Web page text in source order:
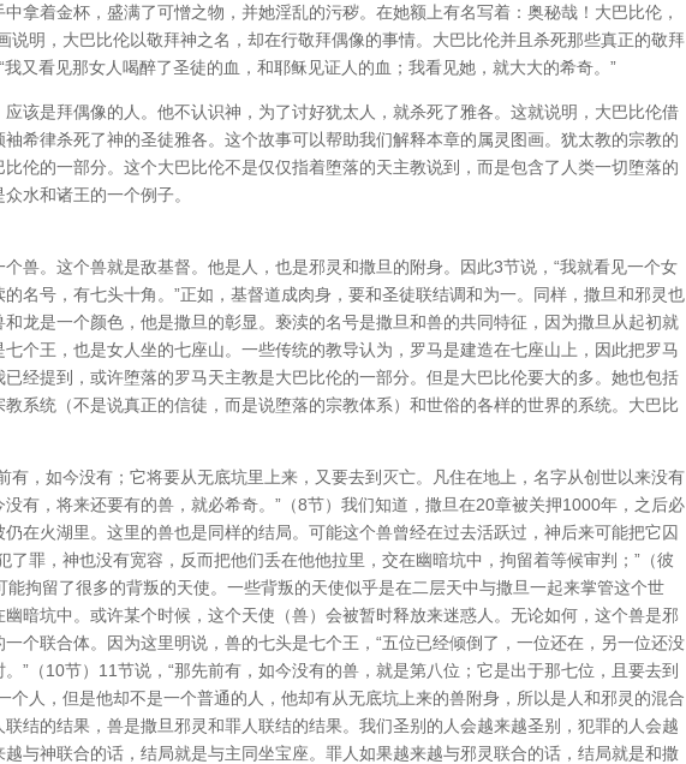
拿着金杯，盛满了可憎之物，并她淫乱的污秽。在她额上有名写着：奥秘哉！大巴比伦，
说明，大巴比伦以敬拜神之名，却在行敬拜偶像的事情。大巴比伦并且杀死那些真正的敬拜
又看见那女人喝醉了圣徒的血，和耶稣见证人的血；我看见她，就大大的希奇。”
该是拜偶像的人。他不认识神，为了讨好犹太人，就杀死了雅各。这就说明，大巴比伦借
希律杀死了神的圣徒雅各。这个故事可以帮助我们解释本章的属灵图画。犹太教的宗教的
伦的一部分。这个大巴比伦不是仅仅指着堕落的天主教说到，而是包含了人类一切堕落的
水和诸王的一个例子。
兽。这个兽就是敌基督。他是人，也是邪灵和撒旦的附身。因此3节说，“我就看见一个女
名号，有七头十角。”正如，基督道成肉身，要和圣徒联结调和为一。同样，撒旦和邪灵也
龙是一个颜色，他是撒旦的彰显。亵渎的名号是撒旦和兽的共同特征，因为撒旦从起初就
个王，也是女人坐的七座山。一些传统的教导认为，罗马是建造在七座山上，因此把罗马
经提到，或许堕落的罗马天主教是大巴比伦的一部分。但是大巴比伦要大的多。她也包括
系统（不是说真正的信徒，而是说堕落的宗教体系）和世俗的各样的世界的系统。大巴比
有，如今没有；它将要从无底坑里上来，又要去到灭亡。凡住在地上，名字从创世以来没有
有，将来还要有的兽，就必希奇。”（8节）我们知道，撒旦在20章被关押1000年，之后必
在火湖里。这里的兽也是同样的结局。可能这个兽曾经在过去活跃过，神后来可能把它囚
了罪，神也没有宽容，反而把他们丢在他他拉里，交在幽暗坑中，拘留着等候审判；”（彼
拘留了很多的背叛的天使。一些背叛的天使似乎是在二层天中与撒旦一起来掌管这个世
暗坑中。或许某个时候，这个天使（兽）会被暂时释放来迷惑人。无论如何，这个兽是邪
个联合体。因为这里明说，兽的七头是七个王，“五位已经倾倒了，一位还在，另一位还没
”（10节）11节说，“那先前有，如今没有的兽，就是第八位；它是出于那七位，且要去到
个人，但是他却不是一个普通的人，他却有从无底坑上来的兽附身，所以是人和邪灵的混合
结的结果，兽是撒旦邪灵和罪人联结的结果。我们圣别的人会越来越圣别，犯罪的人会越
与神联合的话，结局就是与主同坐宝座。罪人如果越来越与邪灵联合的话，结局就是和撒